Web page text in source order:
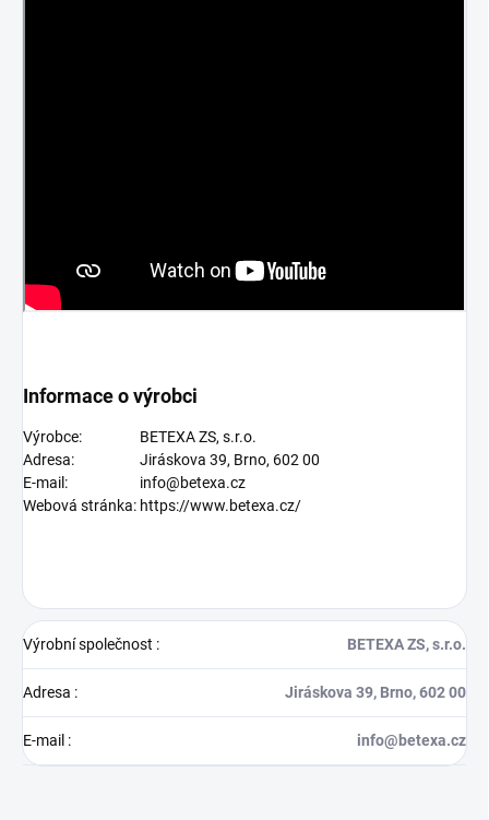
Informace o výrobci
Výrobce:
BETEXA ZS, s.r.o.
Adresa:
Jiráskova 39, Brno, 602 00
E-mail:
info@betexa.cz
Webová stránka: https://www.betexa.cz/
Výrobní společnost : BETEXA ZS, s.r.o.
Adresa : Jiráskova 39, Brno, 602 00
E-mail : info@betexa.cz